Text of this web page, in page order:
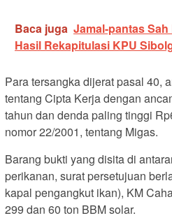
Baca juga Jamal-pantas
Hasil Rekapitulasi KPU
Para tersangka dijerat pasal 40,
tentang Cipta Kerja dengan
tahun dan denda paling tinggi
nomor 22/2001, tentang Migas.
Barang bukti yang disita di
perikanan, surat persetujuan
kapal pengangkut ikan), KM
299 dan 60 ton BBM solar.